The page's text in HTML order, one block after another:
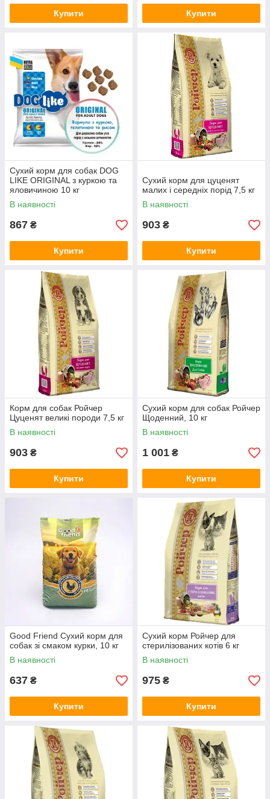
Купити Купити
Сухий корм для собак DOG
LIKE ORIGINAL з куркою та
яловичиною 10 кг
В наявності
867 ₴
Купити
Сухий корм для цуценят
малих і середніх порід 7,5 кг
В наявності
903 ₴
Купити
Корм для собак Ройчер
Цуценят великі породи 7,5 кг
В наявності
903 ₴
Купити
Сухий корм для собак Ройчер
Щоденний, 10 кг
В наявності
1 001 ₴
Купити
Good Friend Сухий корм для
собак зі смаком курки, 10 кг
В наявності
637 ₴
Купити
Сухий корм Ройчер для
стерилізованих котів 6 кг
В наявності
975 ₴
Купити